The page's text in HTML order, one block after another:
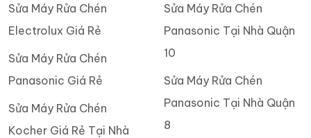
Sửa Máy Rửa Chén
Electrolux Giá Rẻ
Sửa Máy Rửa Chén
Panasonic Giá Rẻ
Sửa Máy Rửa Chén
Kocher Giá Rẻ Tại Nhà
Sửa Máy Rửa Chén
Panasonic Tại Nhà Quận
10
Sửa Máy Rửa Chén
Panasonic Tại Nhà Quận
8